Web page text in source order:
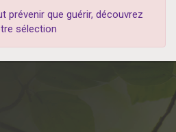
prévenir que guérir, découvrez
sélection